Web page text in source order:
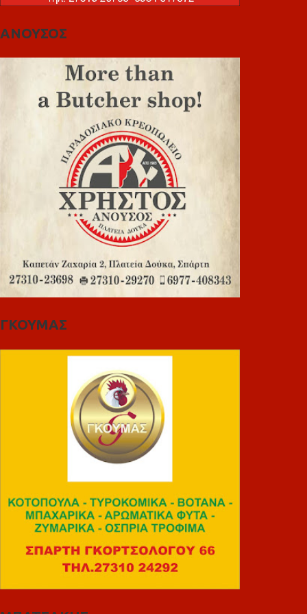
ΑΝΟΥΣΟΣ
ΓΚΟΥΜΑΣ